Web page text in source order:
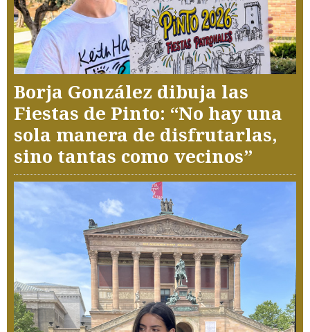
Borja González dibuja las
Fiestas de Pinto: “No hay una
sola manera de disfrutarlas,
sino tantas como vecinos”